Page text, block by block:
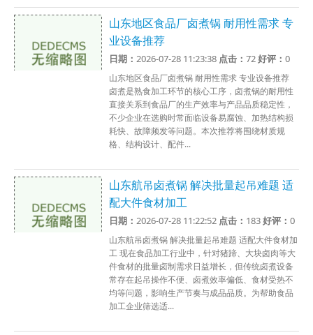
山东地区食品厂卤煮锅 耐用性需求 专
业设备推荐
日期：2026-07-28 11:23:38 点击：72好评：0
山东地区食品厂卤煮锅 耐用性需求 专业设备推荐
卤煮是熟食加工环节的核心工序，卤煮锅的耐用性
直接关系到食品厂的生产效率与产品品质稳定性，
不少企业在选购时常面临设备易腐蚀、加热结构损
耗快、故障频发等问题。本次推荐将围绕材质规
格、结构设计、配件...
山东航吊卤煮锅 解决批量起吊难题 适
配大件食材加工
日期：2026-07-28 11:22:52 点击： 183好评：0
山东航吊卤煮锅 解决批量起吊难题 适配大件食材加
工 现在食品加工行业中，针对猪蹄、大块卤肉等大
件食材的批量卤制需求日益增长，但传统卤煮设备
常存在起吊操作不便、卤煮效率偏低、食材受热不
均等问题，影响生产节奏与成品品质。为帮助食品
加工企业筛选适...